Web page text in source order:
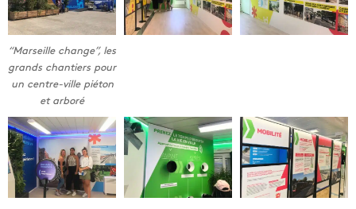
“Marseille change”, les
grands chantiers pour
un centre-ville piéton
et arboré